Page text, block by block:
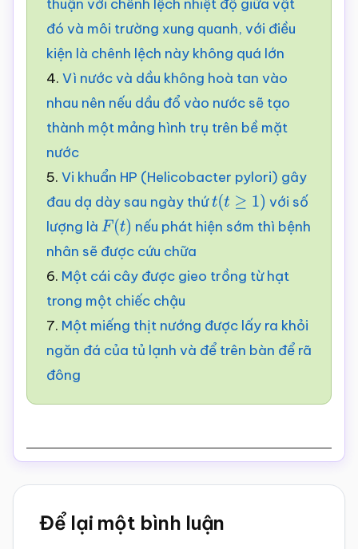
thuận với chênh lệch nhiệt độ giữa vật
đó và môi trường xung quanh, với điều
kiện là chênh lệch này không quá lớn
4. Vì nước và dầu không hoà tan vào
nhau nên nếu dầu đổ vào nước sẽ tạo
thành một mảng hình trụ trên bề mặt
nước
5. Vi khuẩn HP (Helicobacter pylori) gây
đau dạ dày sau ngày thứt(t ≥1)
với số
lượng là F(t) nếu phát hiện sớm thì bệnh
nhân sẽ được cứu chữa
6. Một cái cây được gieo trồng từ hạt
trong một chiếc chậu
7. Một miếng thịt nướng được lấy ra khỏi
ngăn đá của tủ lạnh và để trên bàn để rã
đông
Reader
Interactions
Để lại một bình luận